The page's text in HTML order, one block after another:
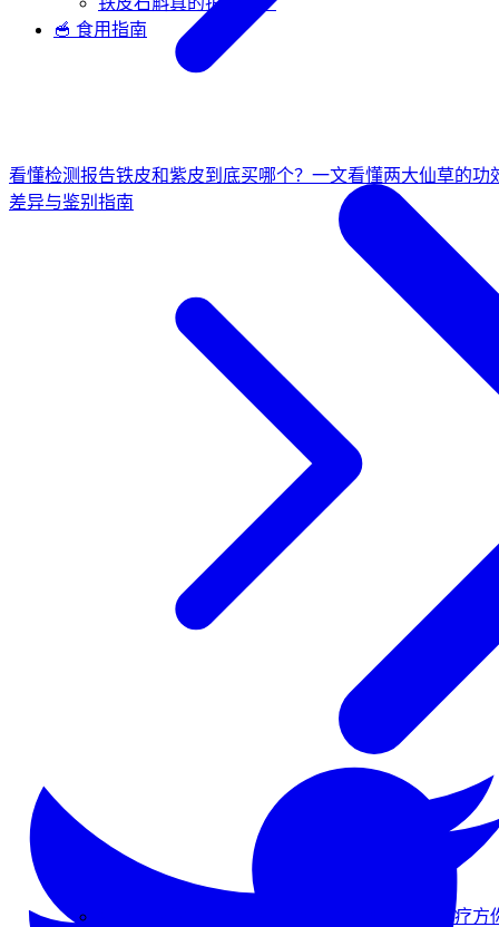
🥣 食用指南
经常加班熬夜吃什么好？这几款滋阴降火的食疗方
看懂检测报告铁皮和紫皮到底买哪个？一文看懂两大仙草的功
差异与鉴别指南